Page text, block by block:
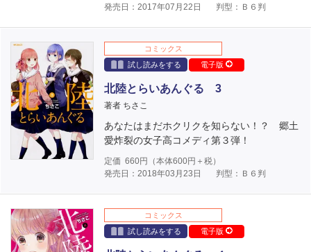
発売日：2017年07月22日
判型：Ｂ６判
コミックス
試し読みをする
電子版
北陸とらいあんぐる 3
著者 ちさこ
あなたはまだホクリクを知らない！？ 郷土
愛炸裂の女子高コメディ第３弾！
定価 660円（本体600円＋税）
発売日：2018年03月23日
判型：Ｂ６判
コミックス
試し読みをする
電子版